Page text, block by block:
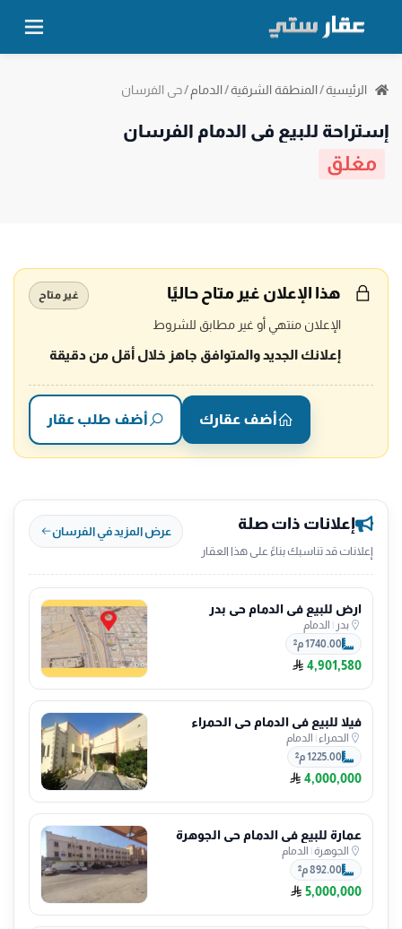
الرئيسية/المنطقة الشرقية/الدمام /حي الفرسان
إستراحة للبيع في الدمام الفرسان
مغلق
هذا الإعلان غير متاح حاليًا غير متاح
الإعلان منتهي أو غير مطابق للشروط
إعلانك الجديد والمتوافق جاهز خلال أقل من دقيقة
أضف عقارك أضف طلب عقار
إعلانات ذات صلة
إعلانات قد تناسبك بناءً على هذا العقار
عرض المزيد في الفرسان
ارض للبيع في الدمام حي بدر
بدر | الدمام
1740.00 م²
4,901,580
فيلا للبيع في الدمام حي الحمراء
الحمراء | الدمام
1225.00 م²
4,000,000
عمارة للبيع في الدمام حي الجوهرة
الجوهرة| الدمام
892.00 م²
5,000,000